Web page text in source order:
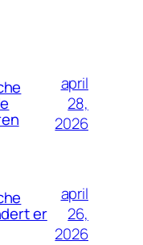
april
28,
2026
er
april
26,
2026